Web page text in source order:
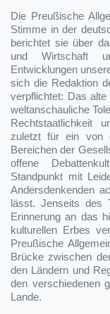
Die Preußische
Stimme in der
berichtet sie über
und Wirtschaft
Entwicklungen
sich die Redaktion
verpflichtet: Das
weltanschauliche
Rechtstaatlichkeit
zuletzt für ein von
Bereichen der
offene
Standpunkt mit
Andersdenkenden
lässt. Jenseits des
Erinnerung an das
kulturellen Erbes
Preußische
Brücke zwischen
den Ländern und
den verschiedenen
Lande.